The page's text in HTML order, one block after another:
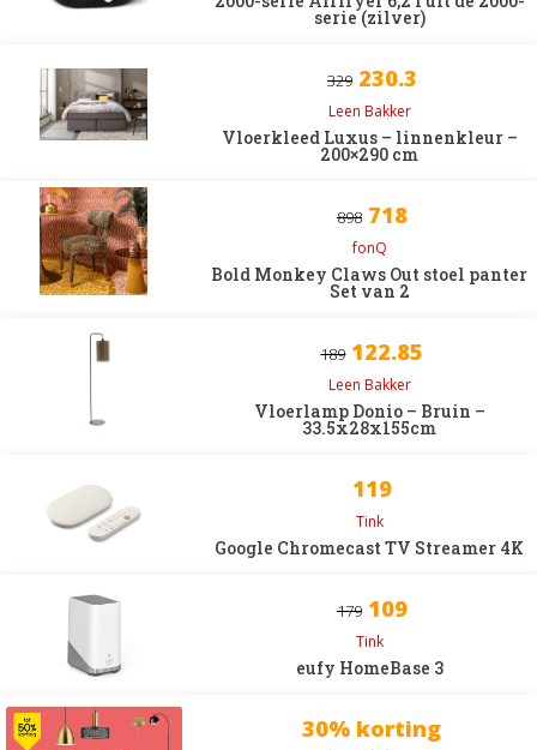
serie (zilver)
329 230.3
Leen Bakker
Vloerkleed Luxus – linnenkleur –
200×290 cm
898 718
fonQ
Bold Monkey Claws Out stoel panter
Set van 2
189 122.85
Leen Bakker
Vloerlamp Donio – Bruin –
33.5x28x155cm
119
Tink
Google Chromecast TV Streamer 4K
179 109
Tink
eufy HomeBase 3
30% korting